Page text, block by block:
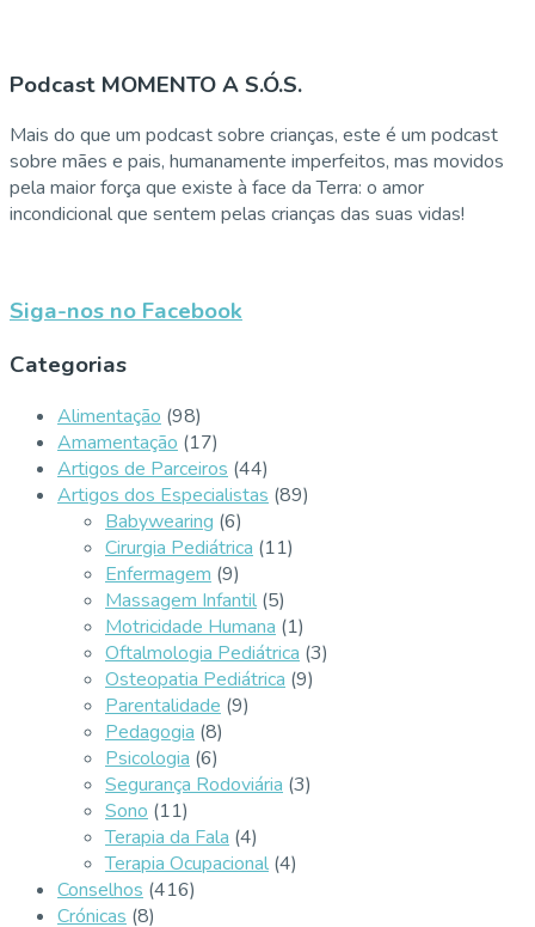
Podcast MOMENTO A S.Ó.S.
Mais do que um podcast sobre crianças, este é um podcast
sobre mães e pais, humanamente imperfeitos, mas movidos
pela maior força que existe à face da Terra: o amor
incondicional que sentem pelas crianças das suas vidas!
Siga-nos no Facebook
Categorias
Alimentação (98)
Amamentação (17)
Artigos de Parceiros (44)
Artigos dos Especialistas (89)
Babywearing (6)
Cirurgia Pediátrica (11)
Enfermagem (9)
Massagem Infantil (5)
Motricidade Humana (1)
Oftalmologia Pediátrica (3)
Osteopatia Pediátrica (9)
Parentalidade (9)
Pedagogia (8)
Psicologia (6)
Segurança Rodoviária (3)
Sono (11)
Terapia da Fala (4)
Terapia Ocupacional (4)
Conselhos (416)
Crónicas (8)